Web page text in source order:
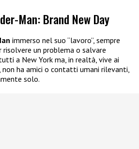
Man: Brand New Day
immerso nel suo “lavoro”, sempre
un problema o salvare
a New York ma, in realtà, vive ai
ha amici o contatti umani rilevanti,
solo.